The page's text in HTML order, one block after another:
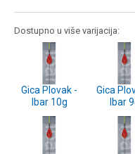
Dostupno u više varijacija:
Gica Plovak -
Ibar 10g
Gica
Ibar